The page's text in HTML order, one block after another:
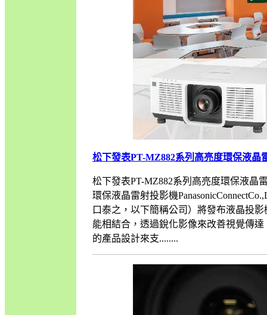
松下發表PT-MZ882系列高亮度環保液晶
松下發表PT-MZ882系列高亮度環保液晶
環保液晶雷射投影機
口泰之，以下簡稱公司）將發布液晶投影
能相結合，透過銳化影像來改善視覺傳
的產品設計來支........